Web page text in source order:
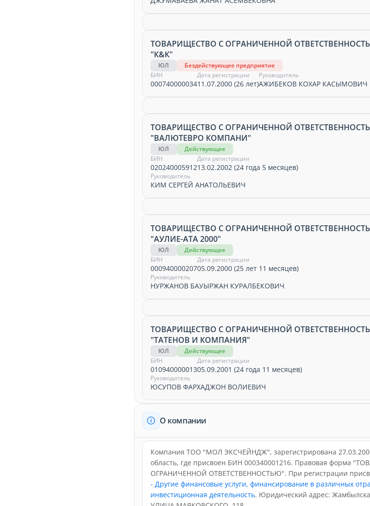
ТОВАРИЩЕСТВО С ОГРАНИЧЕННОЙ
"К&К"
ЮЛ
Бездействующее предприятие
БИН
000740000034
Дата регистрации
11.07.2000 (26 лет)
Руководитель
АЖИБЕКОВ КОХАР КАСЫМОВИЧ
ТОВАРИЩЕСТВО С ОГРАНИЧЕННОЙ
"ВАЛЮТЕВРО КОМПАНИ"
ЮЛ
Действующее
БИН
020240005912
Дата регистрации
13.02.2002 (24 года 5 месяцев)
Руководитель
КИМ СЕРГЕЙ АНАТОЛЬЕВИЧ
ТОВАРИЩЕСТВО С ОГРАНИЧЕННОЙ
"АУЛИЕ-АТА 2000"
ЮЛ
Действующее
БИН
000940000207
Дата регистрации
05.09.2000 (25 лет 11 месяцев)
Руководитель
НУРЖАНОВ БАУЫРЖАН КУРАЛБЕКОВИЧ
ТОВАРИЩЕСТВО С ОГРАНИЧЕННОЙ
"ТАТЕНОВ И КОМПАНИЯ"
ЮЛ
Действующее
БИН
010940000013
Дата регистрации
05.09.2001 (24 года 11 месяцев)
Руководитель
ЮСУПОВ ФАРХАДЖОН ВОЛИЕВИЧ
О компании
Компания ТОО "МОЛ ЭКСЧЕЙНДЖ", зарегистрирована
область, где присвоен БИН 000340001216. Правовая форма
ОГРАНИЧЕННОЙ ОТВЕТСТВЕННОСТЬЮ". При регистрации
- Другие финансовые услуги, финансирование в различных
инвестиционная деятельность. Юридический адрес: